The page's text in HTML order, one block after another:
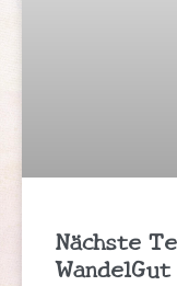
Nächste
WandelGut